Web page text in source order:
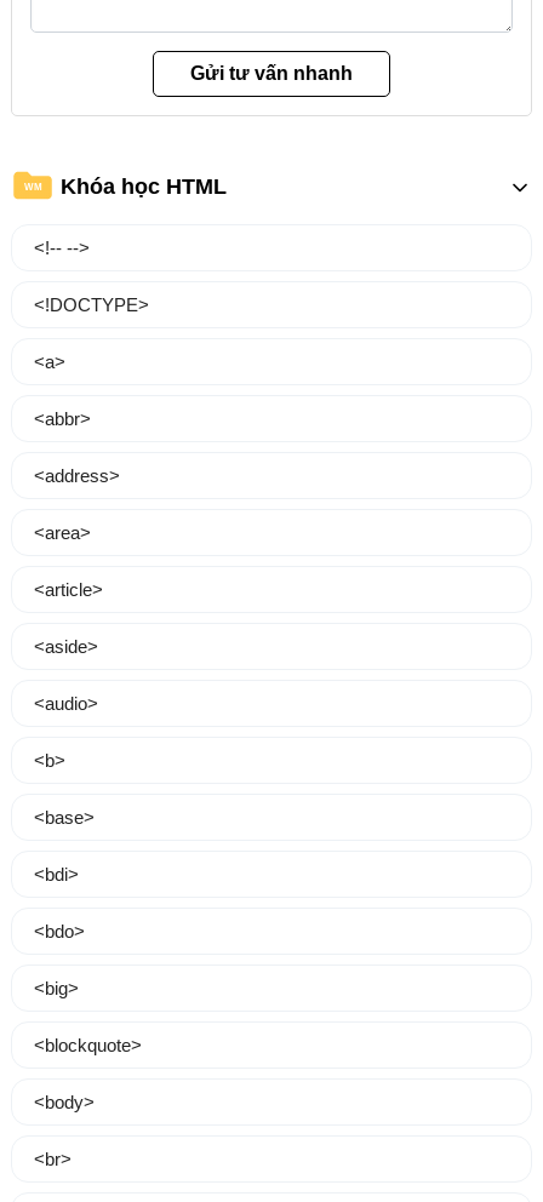
WM Khóa học HTML
<!-- -->
<!DOCTYPE>
<a>
<abbr>
<address>
<area>
<article>
<aside>
<audio>
<b>
<base>
<bdi>
<bdo>
<big>
<blockquote>
<body>
<br>